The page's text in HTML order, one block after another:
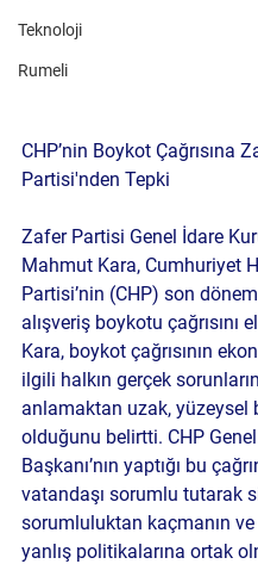
Teknoloji
Rumeli
CHP’nin Boykot Çağrısına
Partisi'nden Tepki
Zafer Partisi Genel İdare
Mahmut Kara, Cumhuriyet
Partisi’nin (CHP) son
alışveriş boykotu çağrısını
Kara, boykot çağrısının
ilgili halkın gerçek
anlamaktan uzak, yüzeysel
olduğunu belirtti. CHP Genel
Başkanı’nın yaptığı bu
vatandaşı sorumlu tutarak
sorumluluktan kaçmanın ve
yanlış politikalarına ortak